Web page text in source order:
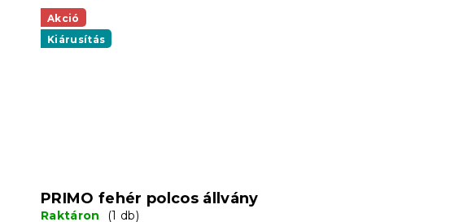
Akció
Kiárusítás
PRIMO fehér polcos állvány
Raktáron (1 db)